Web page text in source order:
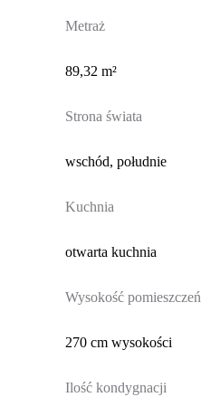
Metraż
89,32 m²
Strona świata
wschód, południe
Kuchnia
otwarta kuchnia
Wysokość pomieszczeń
270 cm wysokości
Ilość kondygnacji